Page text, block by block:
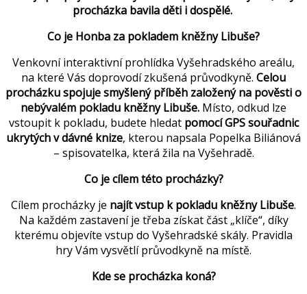
procházka bavila děti i dospělé.
Co je Honba za pokladem kněžny Libuše?
Venkovní interaktivní prohlídka Vyšehradského areálu,
na které Vás doprovodí zkušená průvodkyně. Celou
procházku spojuje smyšlený příběh založený na pověsti o
nebývalém pokladu kněžny Libuše. Místo, odkud lze
vstoupit k pokladu, budete hledat pomocí GPS souřadnic
ukrytých v dávné knize, kterou napsala Popelka Biliánová
– spisovatelka, která žila na Vyšehradě.
Co je cílem této procházky?
Cílem procházky je najít vstup k pokladu kněžny Libuše.
Na každém zastavení je třeba získat část „klíče“, díky
kterému objevíte vstup do Vyšehradské skály. Pravidla
hry Vám vysvětlí průvodkyně na místě.
Kde se procházka koná?